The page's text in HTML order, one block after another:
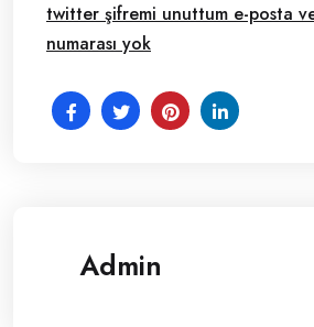
twitter şifremi unuttum e-posta
numarası yok
Admin